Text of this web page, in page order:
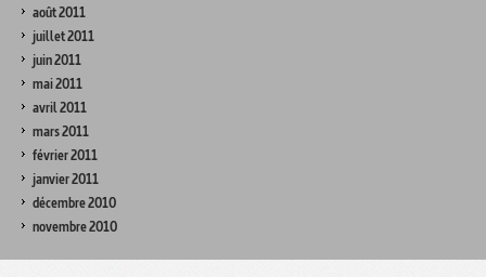
août 2011
juillet 2011
juin 2011
mai 2011
avril 2011
mars 2011
février 2011
janvier 2011
décembre 2010
novembre 2010